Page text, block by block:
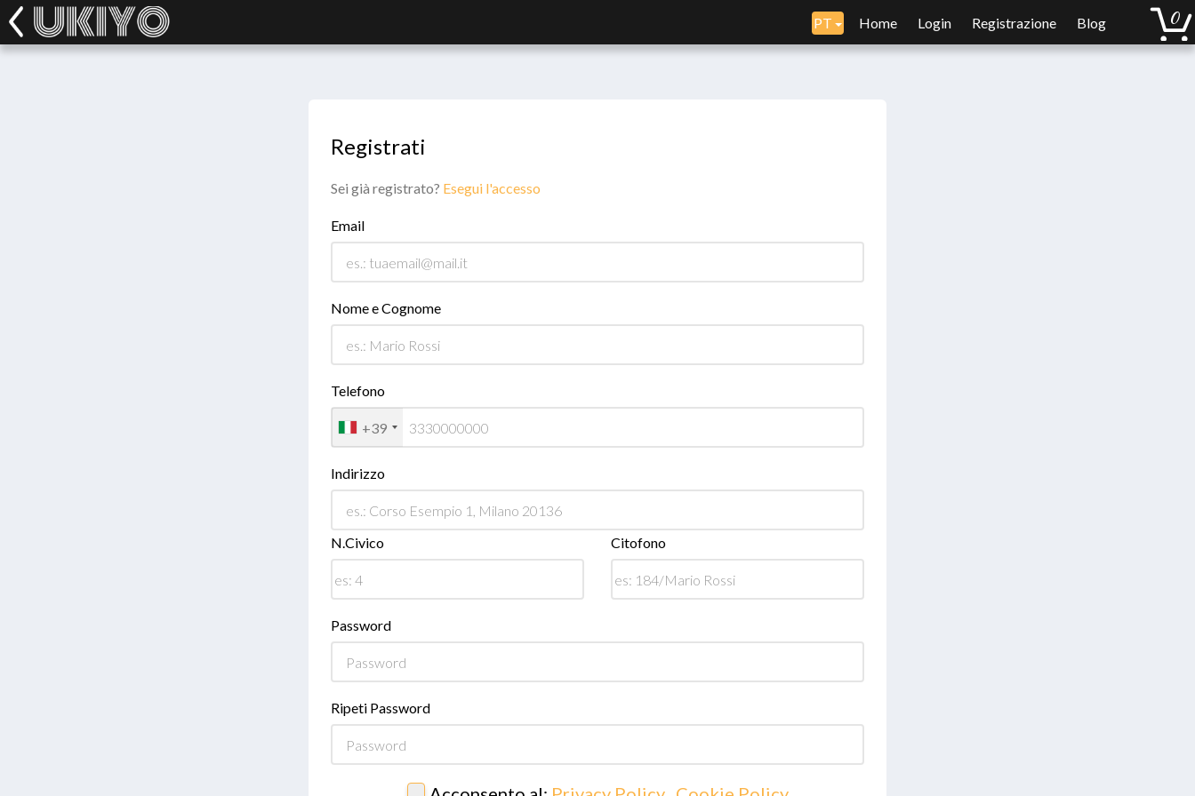
PT Home Login Registrazione Blog
Registrati
Sei già registrato? Esegui l'accesso
Email
Nome e Cognome
Telefono
+39
Indirizzo
N.Civico Citofono
Password
Ripeti Password